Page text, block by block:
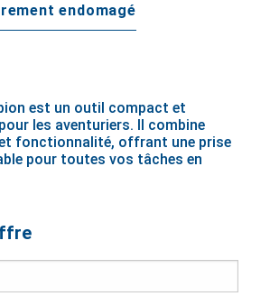
endomagé
est un outil compact et
les aventuriers. Il combine
fonctionnalité, offrant une prise
pour toutes vos tâches en